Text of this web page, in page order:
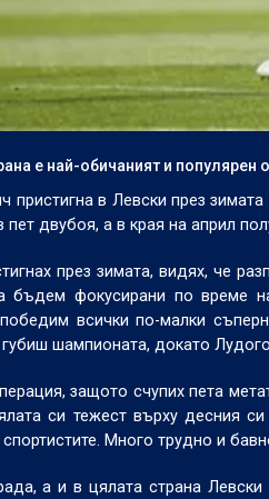
е най-обичаният и популярен
пристигна в Левски през
пет двубоя, а в края на април
през зимата, видях, че
бъдем фокусирани по време
всички по-малки
шампионата, докато
защото счупих пета
си тежест върху десния
Много трудно и
а и в цялата страна